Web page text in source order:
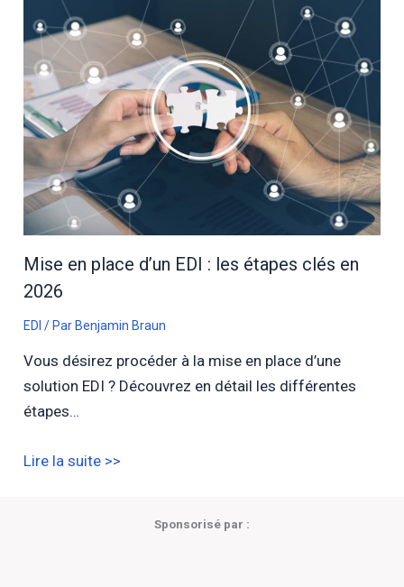
Mise en place d’un EDI : les étapes clés en
2026
EDI / Par Benjamin Braun
Vous désirez procéder à la mise en place d’une
solution EDI ? Découvrez en détail les différentes
étapes…
Lire la suite >>
Sponsorisé par :